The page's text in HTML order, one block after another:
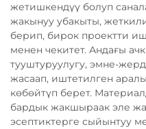
жетишкендүү болуп
жакынуу убакыты,
берип, бирок проектти
менен чекитет. Андағы
тууштуруулугу, эмне-
жасаап, иштетилген
көбөйтүп берет.
бардык жакшыраак эле
эсептиктерге сыйынтуу